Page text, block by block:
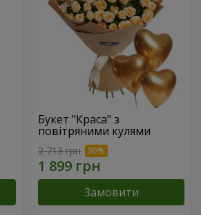
Букет "Краса" з
повітряними кулями
2 713 грн
Замовити